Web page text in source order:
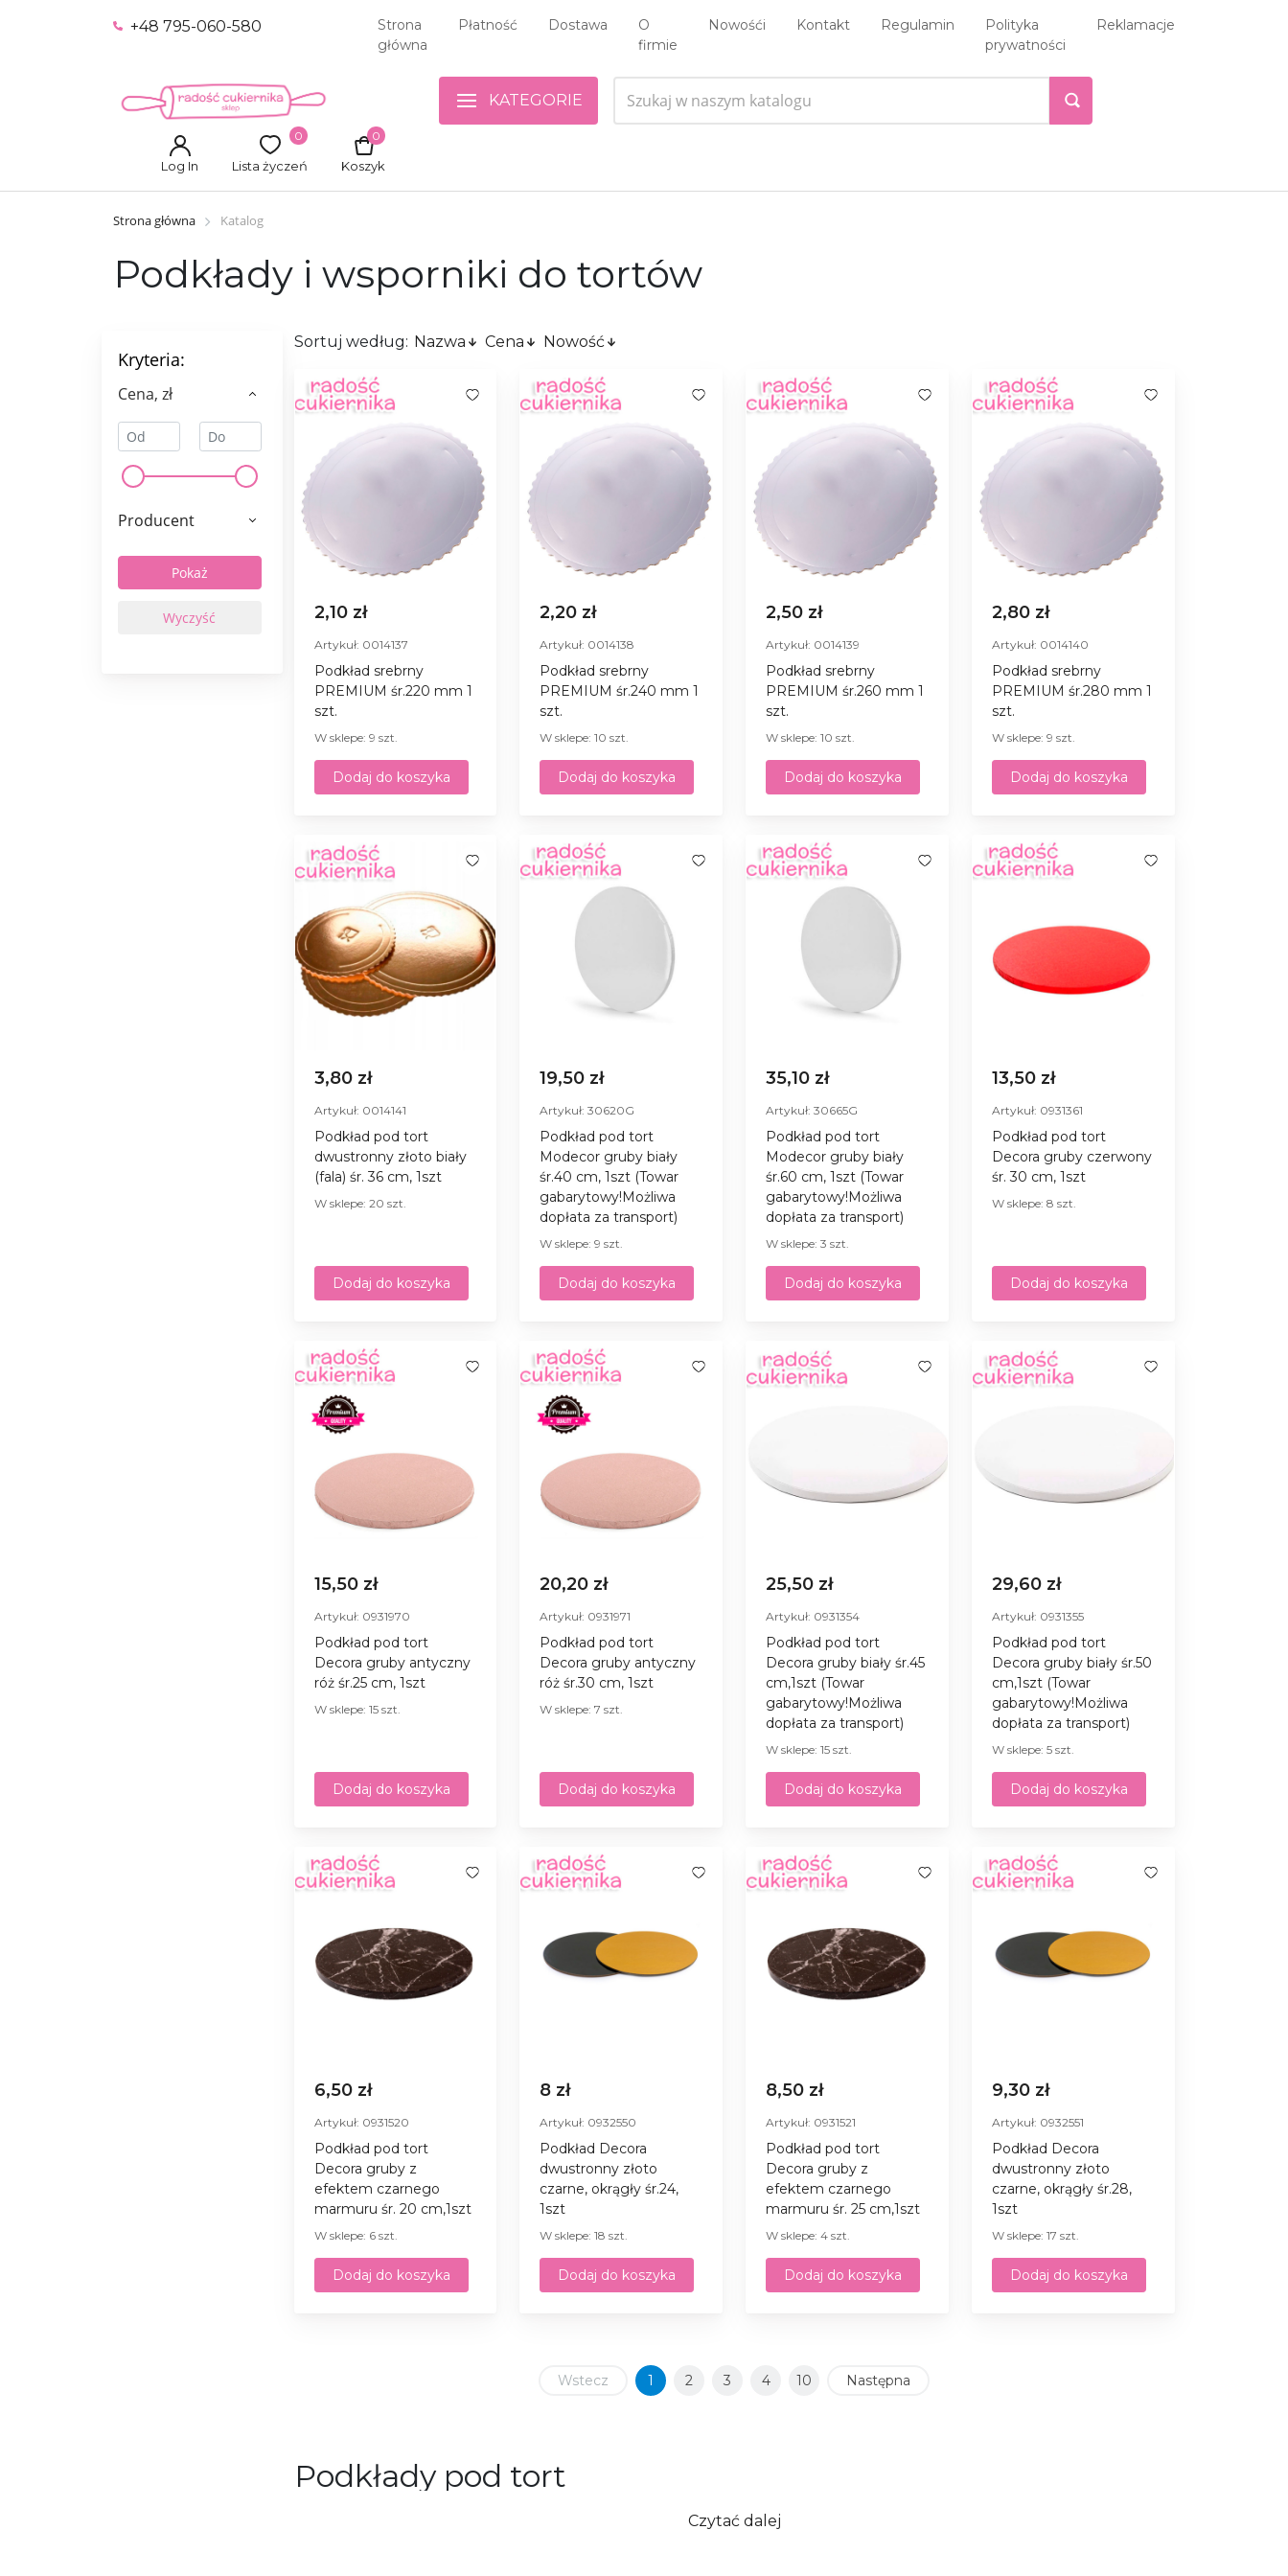
+48 795-060-580
Strona
główna
Płatność Dostawa
O
firmie
Nowośći Kontakt Regulamin
Polityka
prywatności
Reklamacje
Log In Lista życzeń
0
Koszyk
0
KATEGORIE
Strona główna Katalog
Podkłady i wsporniki do tortów
Kryteria:
Сena, zł
Producent
Sortuj według: Nazwa Cena Nowość
2,10 zł
Artykuł: 0014137
Podkład srebrny
PREMIUM śr.220 mm 1
szt.
W sklepe: 9 szt.
Dodaj do koszyka
2,20 zł
Artykuł: 0014138
Podkład srebrny
PREMIUM śr.240 mm 1
szt.
W sklepe: 10 szt.
Dodaj do koszyka
2,50 zł
Artykuł: 0014139
Podkład srebrny
PREMIUM śr.260 mm 1
szt.
W sklepe: 10 szt.
Dodaj do koszyka
2,80 zł
Artykuł: 0014140
Podkład srebrny
PREMIUM śr.280 mm 1
szt.
W sklepe: 9 szt.
Dodaj do koszyka
3,80 zł
Artykuł: 0014141
Podkład pod tort
dwustronny złoto biały
(fala) śr. 36 cm, 1szt
W sklepe: 20 szt.
Dodaj do koszyka
19,50 zł
Artykuł: 30620G
Podkład pod tort
Modecor gruby biały
śr.40 cm, 1szt (Towar
gabarytowy!Możliwa
dopłata za transport)
W sklepe: 9 szt.
Dodaj do koszyka
35,10 zł
Artykuł: 30665G
Podkład pod tort
Modecor gruby biały
śr.60 cm, 1szt (Towar
gabarytowy!Możliwa
dopłata za transport)
W sklepe: 3 szt.
Dodaj do koszyka
13,50 zł
Artykuł: 0931361
Podkład pod tort
Decora gruby czerwony
śr. 30 cm, 1szt
W sklepe: 8 szt.
Dodaj do koszyka
15,50 zł
Artykuł: 0931970
Podkład pod tort
Decora gruby antyczny
róż śr.25 cm, 1szt
W sklepe: 15 szt.
Dodaj do koszyka
20,20 zł
Artykuł: 0931971
Podkład pod tort
Decora gruby antyczny
róż śr.30 cm, 1szt
W sklepe: 7 szt.
Dodaj do koszyka
25,50 zł
Artykuł: 0931354
Podkład pod tort
Decora gruby biały śr.45
cm,1szt (Towar
gabarytowy!Możliwa
dopłata za transport)
W sklepe: 15 szt.
Dodaj do koszyka
29,60 zł
Artykuł: 0931355
Podkład pod tort
Decora gruby biały śr.50
cm,1szt (Towar
gabarytowy!Możliwa
dopłata za transport)
W sklepe: 5 szt.
Dodaj do koszyka
6,50 zł
Artykuł: 0931520
Podkład pod tort
Decora gruby z
efektem czarnego
marmuru śr. 20 cm,1szt
W sklepe: 6 szt.
Dodaj do koszyka
8 zł
Artykuł: 0932550
Podkład Decora
dwustronny złoto
czarne, okrągły śr.24,
1szt
W sklepe: 18 szt.
Dodaj do koszyka
8,50 zł
Artykuł: 0931521
Podkład pod tort
Decora gruby z
efektem czarnego
marmuru śr. 25 cm,1szt
W sklepe: 4 szt.
Dodaj do koszyka
9,30 zł
Artykuł: 0932551
Podkład Decora
dwustronny złoto
czarne, okrągły śr.28,
1szt
W sklepe: 17 szt.
Dodaj do koszyka
Wstecz 1 2 3 4 10 Następna
Podkłady pod tort
Zamówienie podkładów pod tort w Polsce – szybko i łatwo z internetowym sklepem “Radość Cukiernika”!
Czytać dalej